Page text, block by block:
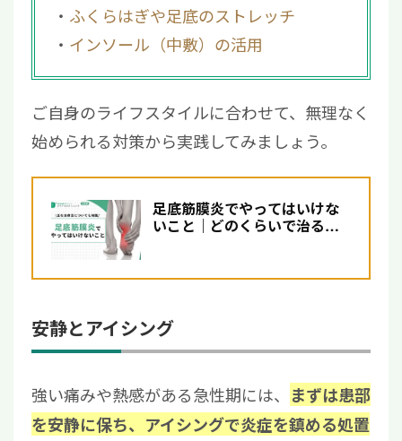
ふくらはぎや足底のストレッチ
インソール（中敷）の活用
ご自身のライフスタイルに合わせて、無理なく
始められる対策から実践してみましょう。
足底筋膜炎でやってはいけな
いこと｜どのくらいで治る？
安静とアイシング
強い痛みや熱感がある急性期には、
まずは患部
を安静に保ち、アイシングで炎症を鎮める処置